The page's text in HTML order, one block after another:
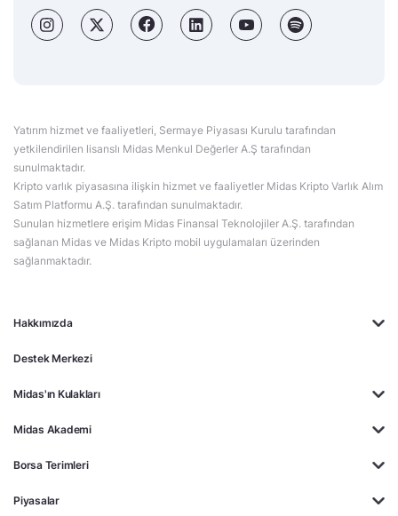
Hakkımızda
Destek Merkezi
Midas'ın Kulakları
Midas Akademi
Borsa Terimleri
Piyasalar
Yatırım hizmet ve faaliyetleri, Sermaye Piyasası Kurulu tarafından
yetkilendirilen lisanslı Midas Menkul Değerler A.Ş tarafından
sunulmaktadır.
Kripto varlık piyasasına ilişkin hizmet ve faaliyetler Midas Kripto Varlık Alım
Satım Platformu A.Ş. tarafından sunulmaktadır.
Sunulan hizmetlere erişim Midas Finansal Teknolojiler A.Ş. tarafından
sağlanan Midas ve Midas Kripto mobil uygulamaları üzerinden
sağlanmaktadır.